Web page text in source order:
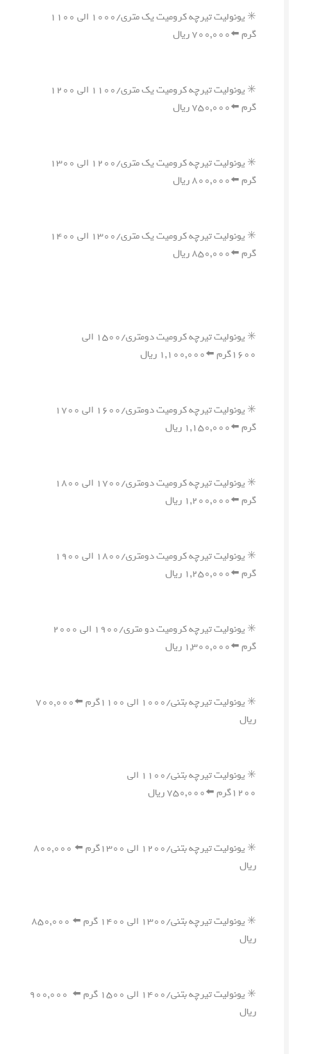
✳️ یونولیت تیرچه کرومیت یک متری/۱۰۰۰ الی ۱۱۰۰
گرم ⬅️۷۰۰,۰۰۰ ریال
✳️ یونولیت تیرچه کرومیت یک متری/۱۱۰۰ الی ۱۲۰۰
گرم ⬅️۷۵۰,۰۰۰ ریال
✳️ یونولیت تیرچه کرومیت یک متری/۱۲۰۰ الی ۱۳۰۰
گرم ⬅️۸۰۰,۰۰۰ ریال
✳️ یونولیت تیرچه کرومیت یک متری/۱۳۰۰ الی ۱۴۰۰
گرم ⬅️۸۵۰,۰۰۰ ریال
✳️ یونولیت تیرچه کرومیت دومتری/۱۵۰۰ الی
۱۶۰۰گرم ⬅️۱,۱۰۰,۰۰۰ ریال
✳️ یونولیت تیرچه کرومیت دومتری/۱۶۰۰ الی ۱۷۰۰
گرم ⬅️۱,۱۵۰,۰۰۰ ریال
✳️ یونولیت تیرچه کرومیت دومتری/۱۷۰۰ الی ۱۸۰۰
گرم ⬅️۱,۲۰۰,۰۰۰ ریال
✳️ یونولیت تیرچه کرومیت دومتری/۱۸۰۰ الی ۱۹۰۰
گرم ⬅️۱,۲۵۰,۰۰۰ ریال
✳️ یونولیت تیرچه کرومیت دو متری/۱۹۰۰ الی ۲۰۰۰
گرم ⬅️۱,۳۰۰,۰۰۰ ریال
✳️ یونولیت تیرچه بتنی/۱۰۰۰ الی ۱۱۰۰گرم ⬅️۷۰۰,۰۰۰
ریال
✳️ یونولیت تیرچه بتنی/۱۱۰۰ الی
۱۲۰۰گرم ⬅️۷۵۰,۰۰۰ ریال
✳️ یونولیت تیرچه بتنی/۱۲۰۰ الی ۱۳۰۰گرم ⬅️ ۸۰۰,۰۰۰
ریال
✳️ یونولیت تیرچه بتنی/۱۳۰۰ الی ۱۴۰۰ گرم ⬅️ ۸۵۰,۰۰۰
ریال
✳️ یونولیت تیرچه بتنی/۱۴۰۰ الی ۱۵۰۰ گرم ⬅️ ۹۰۰,۰۰۰
ریال